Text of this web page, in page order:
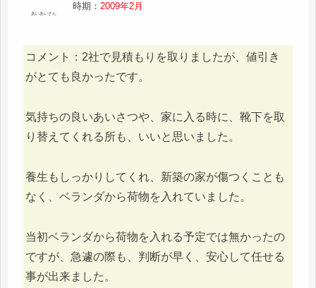
あいあいさん
時期：2009年2月
コメント：2社で見積もりを取りましたが、値引き
がとても良かったです。
気持ちの良いあいさつや、家に入る時に、靴下を取
り替えてくれる所も、いいと思いました。
養生もしっかりしてくれ、新築の家が傷つくことも
なく、ベランダから荷物を入れていました。
当初ベランダから荷物を入れる予定では無かったの
ですが、急遽の際も、判断が早く、安心して任せる
事が出来ました。